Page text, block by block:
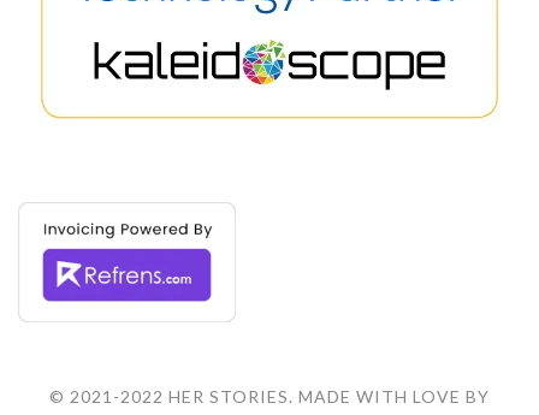
© 2021-2022 HER STORIES. MADE WITH LOVE BY